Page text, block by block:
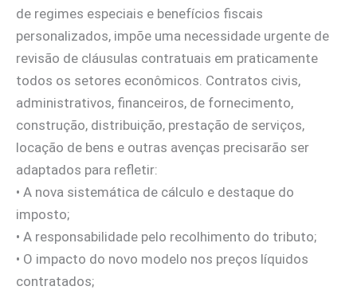
de regimes especiais e benefícios fiscais
personalizados, impõe uma necessidade urgente de
revisão de cláusulas contratuais em praticamente
todos os setores econômicos. Contratos civis,
administrativos, financeiros, de fornecimento,
construção, distribuição, prestação de serviços,
locação de bens e outras avenças precisarão ser
adaptados para refletir:
• A nova sistemática de cálculo e destaque do
imposto;
• A responsabilidade pelo recolhimento do tributo;
• O impacto do novo modelo nos preços líquidos
contratados;